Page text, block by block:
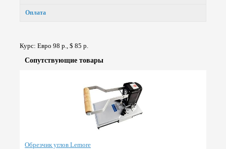
Оплата
Курс: Евро 98 р., $ 85 р.
Сопут­ствую­щие товары
Обрезчик углов Lemore